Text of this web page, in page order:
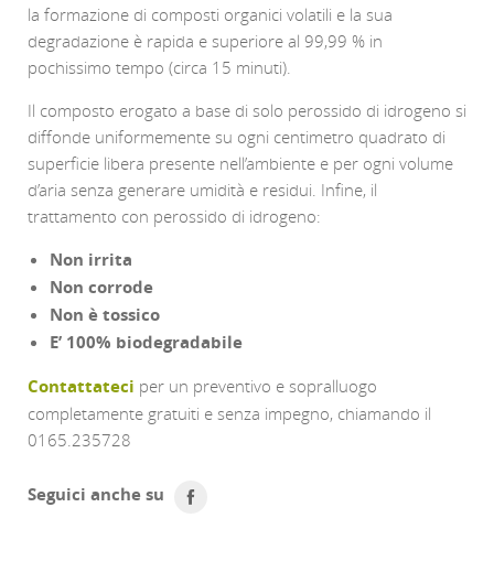
la formazione di composti organici volatili e la sua
degradazione è rapida e superiore al 99,99 % in
pochissimo tempo (circa 15 minuti).
Il composto erogato a base di solo perossido di idrogeno si
diffonde uniformemente su ogni centimetro quadrato di
superficie libera presente nell’ambiente e per ogni volume
d’aria senza generare umidità e residui. Infine, il
trattamento con perossido di idrogeno:
Non irrita
Non corrode
Non è tossico
E’ 100% biodegradabile
Contattateci per un preventivo e sopralluogo
completamente gratuiti e senza impegno, chiamando il
0165.235728
Seguici anche su